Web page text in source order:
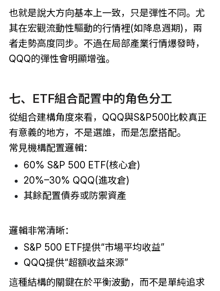
也就是說大方向基本上一致，只是彈性不同。尤
其在宏觀流動性驅動的行情裡(如降息週期)，兩
者走勢高度同步。不過在局部產業行情爆發時，
QQQ的彈性會明顯增強。
七、ETF組合配置中的角色分工
從組合建構角度來看，QQQ與S&P500比較真正
有意義的地方，不是選誰，而是怎麼搭配。
常見機構配置邏輯：
60% S&P 500 ETF(核心倉)
20%–30% QQQ(進攻倉)
其餘配置債券或防禦資產
邏輯非常清晰：
S&P 500 ETF提供“市場平均收益”
QQQ提供“超額收益來源”
這種結構的關鍵在於平衡波動，而不是單純追求